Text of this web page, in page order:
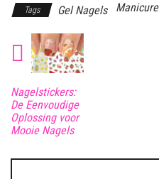
Tags Gel Nagels Manicure
Nagelstickers:
De Eenvoudige
Oplossing voor
Mooie Nagels